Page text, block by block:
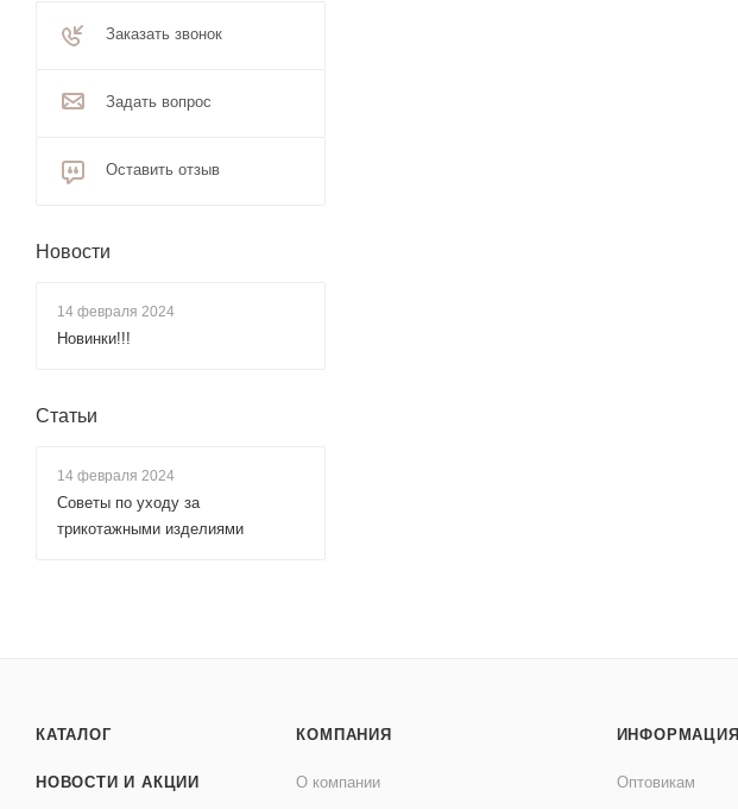
Заказать звонок
Задать вопрос
Оставить отзыв
Новости
14 февраля 2024
Новинки!!!
Статьи
14 февраля 2024
Советы по уходу за
трикотажными изделиями
КАТАЛОГ
НОВОСТИ И АКЦИИ
КОМПАНИЯ
О компании
ИНФОРМАЦИЯ
Оптовикам